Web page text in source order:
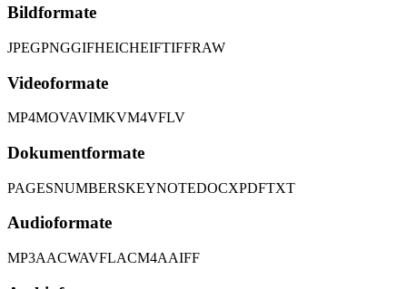
Bildformate
JPEGPNGGIFHEICHEIFTIFFRAW
Videoformate
MP4MOVAVIMKVM4VFLV
Dokumentformate
PAGESNUMBERSKEYNOTEDOCXPDFTXT
Audioformate
MP3AACWAVFLACM4AAIFF